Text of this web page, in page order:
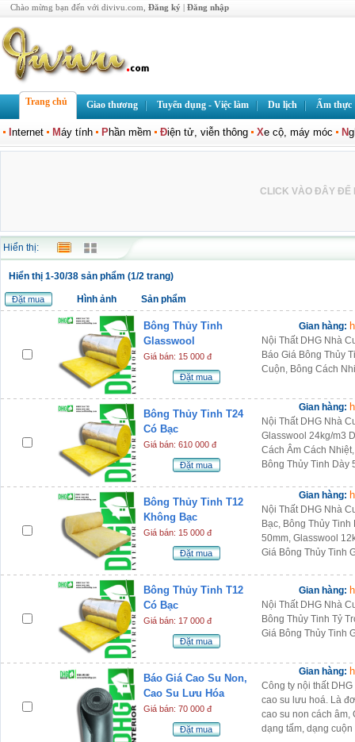
Chào mừng bạn đến với divivu.com, Đăng ký | Đăng nhập
Trang chủ Giao thương Tuyển dụng - Việc làm Du lịch Ẩm thực
nternet Máy tính Phần mềm Điện tử, viễn thông Xe cộ, máy móc N
CLICK VÀO ĐÂY ĐỂ
Hiển thị:
Hiển thị 1-30/38 sản phẩm (1/2 trang)
Đặt mua Hình ảnh Sản phẩm
Bông Thủy Tinh
Glasswool
Giá bán: 15 000 đ
Đặt mua
Gian hàng:
Nội Thất DHG Nhà
Báo Giá Bông Thủy
Cuộn, Bông Cách
Bông Thủy Tinh T24
Có Bạc
Giá bán: 610 000 đ
Đặt mua
Gian hàng:
Nội Thất DHG Nhà
Glasswool 24kg/m3
Cách Âm Cách
Bông Thủy Tinh Dày
Bông Thủy Tinh T12
Không Bạc
Giá bán: 15 000 đ
Đặt mua
Gian hàng:
Nội Thất DHG Nhà
Bạc, Bông Thủy
50mm, Glasswool
Giá Bông Thủy Tinh
Bông Thủy Tinh T12
Có Bạc
Giá bán: 17 000 đ
Đặt mua
Gian hàng:
Nội Thất DHG Nhà
Bông Thủy Tinh Tỷ
Giá Bông Thủy Tinh
Báo Giá Cao Su Non,
Cao Su Lưu Hóa
Giá bán: 70 000 đ
Đặt mua
Gian hàng:
Công ty nội thất
cao su lưu hoá. Là
cao su non cách âm,
dạng tấm, dạng